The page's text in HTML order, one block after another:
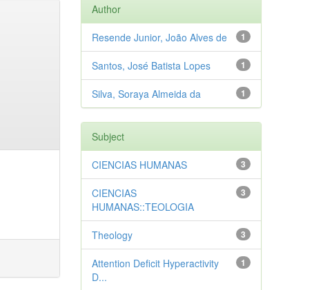
Author
1
Resende Junior, João Alves de
1
Santos, José Batista Lopes
1
Silva, Soraya Almeida da
Subject
3
CIENCIAS HUMANAS
3
CIENCIAS
HUMANAS::TEOLOGIA
3
Theology
1
Attention Deficit Hyperactivity
D...